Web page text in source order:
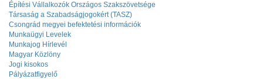
Építési Vállalkozók Országos Szakszövetsége
Társaság a Szabadságjogokért (TASZ)
Csongrád megyei befektetési információk
Munkaügyi Levelek
Munkajog Hírlevél
Magyar Közlöny
Jogi kisokos
Pályázatfigyelő